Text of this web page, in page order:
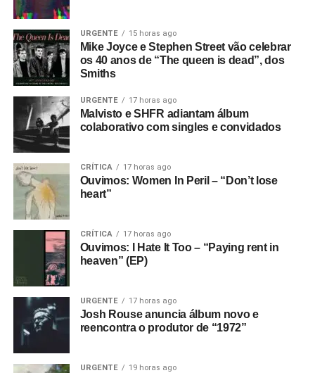
URGENTE 15 horas ago
Mike Joyce e Stephen Street vão celebrar
os 40 anos de “The queen is dead”, dos
Smiths
URGENTE 17 horas ago
Malvisto e SHFR adiantam álbum
colaborativo com singles e convidados
CRÍTICA 17 horas ago
Ouvimos: Women In Peril – “Don’t lose
heart”
CRÍTICA 17 horas ago
Ouvimos: I Hate It Too – “Paying rent in
heaven” (EP)
URGENTE 17 horas ago
Josh Rouse anuncia álbum novo e
reencontra o produtor de “1972”
URGENTE 19 horas ago